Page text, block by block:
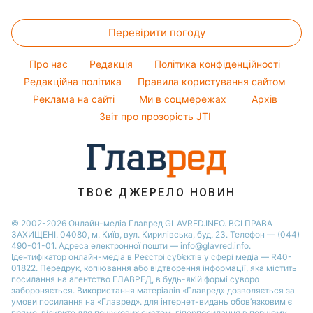
Ані Лорак
Кейт Міддлтон
Новини Дніпра
Прання
Кімнатні рослини
Магнітні бурі
Погода на сьогодні
Погода на завтра
Пилова буря
Грошова допомога
Тарифи
Курс валют
Перевірити погоду
Про нас Редакція
Політика конфіденційності
Редакційна політика
Правила користування сайтом
Реклама на сайті
Ми в соцмережах
Архів
Звіт про прозорість JTI
ТВОЄ ДЖЕРЕЛО НОВИН
© 2002-2026 Онлайн-медіа Главред GLAVRED.INFO. ВСІ ПРАВА
ЗАХИЩЕНІ. 04080, м. Київ, вул. Кирилівська, буд. 23. Телефон — (044)
490-01-01. Адреса електронної пошти — info@glavred.info.
Ідентифікатор онлайн-медіа в Реєстрі суб’єктів у сфері медіа — R40-
01822. Передрук, копіювання або відтворення інформації, яка містить
посилання на агентство ГЛАВРЕД, в будь-якій формi суворо
забороняється. Використання матеріалів «Главред» дозволяється за
умови посилання на «Главред». для інтернет-видань обов’язковим є